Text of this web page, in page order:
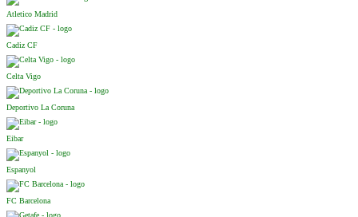
Atletico Madrid
Cadiz CF
Celta Vigo
Deportivo La Coruna
Eibar
Espanyol
FC Barcelona